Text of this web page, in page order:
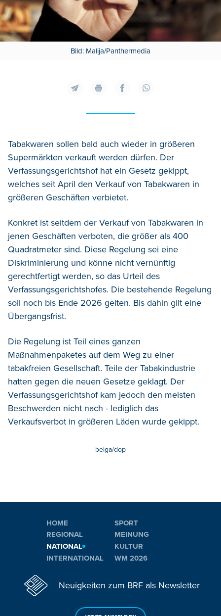
Bild: Malija/Panthermedia
Tabakwaren sollen bald auch wieder in größeren
Supermärkten verkauft werden dürfen. Der
Verfassungsgerichtshof hat ein Gesetz gekippt,
welches seit April den Verkauf von Tabakwaren in
größeren Geschäften verbietet.
Konkret ist seitdem der Verkauf von Tabakwaren in
jenen Geschäften verboten, die größer als 400
Quadratmeter sind. Diese Regelung sei eine
Diskriminierung und könne nicht vernünftig
gerechtfertigt werden, so das Urteil des
Verfassungsgerichtshofes. Die bestehende Regelung
soll noch bis Ende 2026 gelten. Bis dahin gilt eine
Übergangsfrist.
Die Regelung ist Teil eines ganzen
Maßnahmenpaketes auf dem Weg zu einer
tabakfreien Gesellschaft. Teile der Tabakindustrie
hatten gegen die neuen Gesetze geklagt. Der
Verfassungsgerichtshof kam jedoch den meisten
Beschwerden nicht nach - lediglich das
Verkaufsverbot in größeren Läden wurde gekippt.
belga/dop
HOME
REGIONAL
NATIONAL
INTERNATIONAL
SPORT
MEINUNG
KULTUR
WM 2026
Neuigkeiten zum BRF als Newsletter